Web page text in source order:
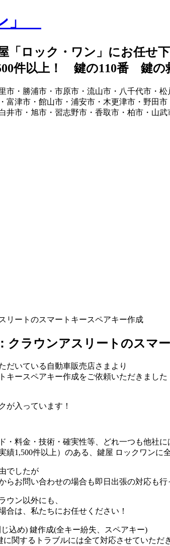
」
「ロック・ワン」にお任せ
件以上！ 鍵の110番 鍵の
市・勝浦市・市原市・流山市・八千代市・松
富津市・館山市・浦安市・木更津市・野田市
井市・旭市・習志野市・香取市・柏市・山武
リートのスマートキースペアキー作成
クラウンアスリートのスマ
だいている自動車販売店さまより
キースペアキー作成をご依頼いただきました
が入っています！
・料金・技術・確実性等、どれ一つも他社に
績1,500件以上）のある、鍵屋 ロックワンに
でしたが
らお問い合わせの場合も即日出張の対応も行
ウン以外にも、
合は、私たちにお任せください！
込め) 鍵作成(全キー紛失、スペアキー)
関するトラブルには全て対応させていただ